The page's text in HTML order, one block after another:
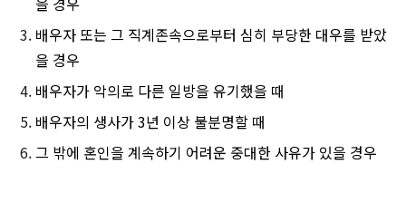
배우자 또는 그 직계존속으로부터 심히 부당한 대우를 받았
을 경우
배우자가 악의로 다른 일방을 유기했을 때
배우자의 생사가 3년 이상 불분명할 때
그 밖에 혼인을 계속하기 어려운 중대한 사유가 있을 경우